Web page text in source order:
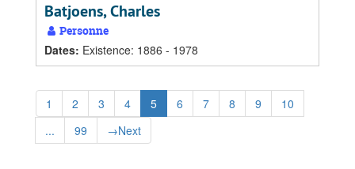
Batjoens, Charles
Personne
Dates: Existence: 1886 - 1978
1 2 3 4 5 6 7 8 9
10
...
99 →Next